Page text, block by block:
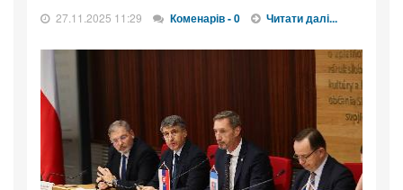
27.11.2025 11:29 Коменарів - 0 Читати далі...